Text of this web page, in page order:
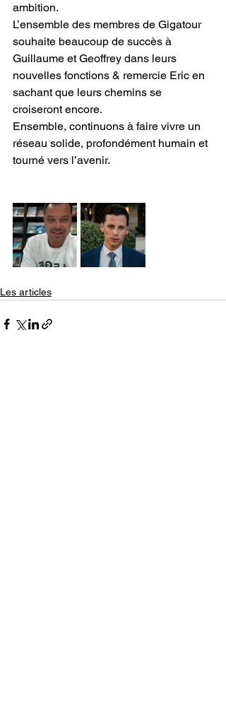
ambition.
L’ensemble des membres de Gigatour
souhaite beaucoup de succès à
Guillaume et Geoffrey dans leurs
nouvelles fonctions & remercie Eric en
sachant que leurs chemins se
croiseront encore.
Ensemble, continuons à faire vivre un
réseau solide, profondément humain et
tourné vers l’avenir.
Les articles